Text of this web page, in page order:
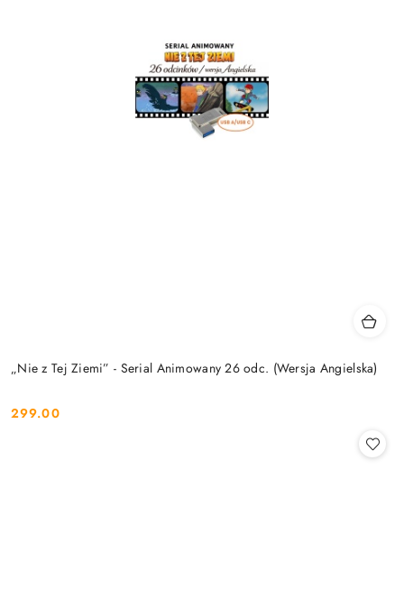
„Nie z Tej Ziemi” - Serial Animowany 26 odc. (Wersja Angielska)
Cena:
299.00